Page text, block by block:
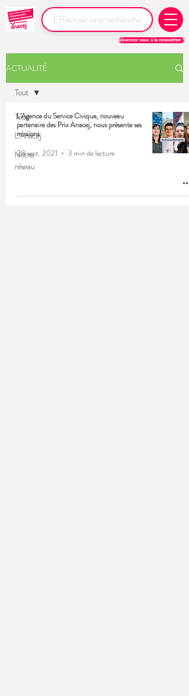
Abonnez-vous à la newsletter !
ACTUALITÉ
Tout
L'Anacej
Notre
réseau
Tout
L’Agence du Service Civique, nouveau
partenaire des Prix Anacej, nous présente ses
missions
28 sept. 2021
3 min de lecture